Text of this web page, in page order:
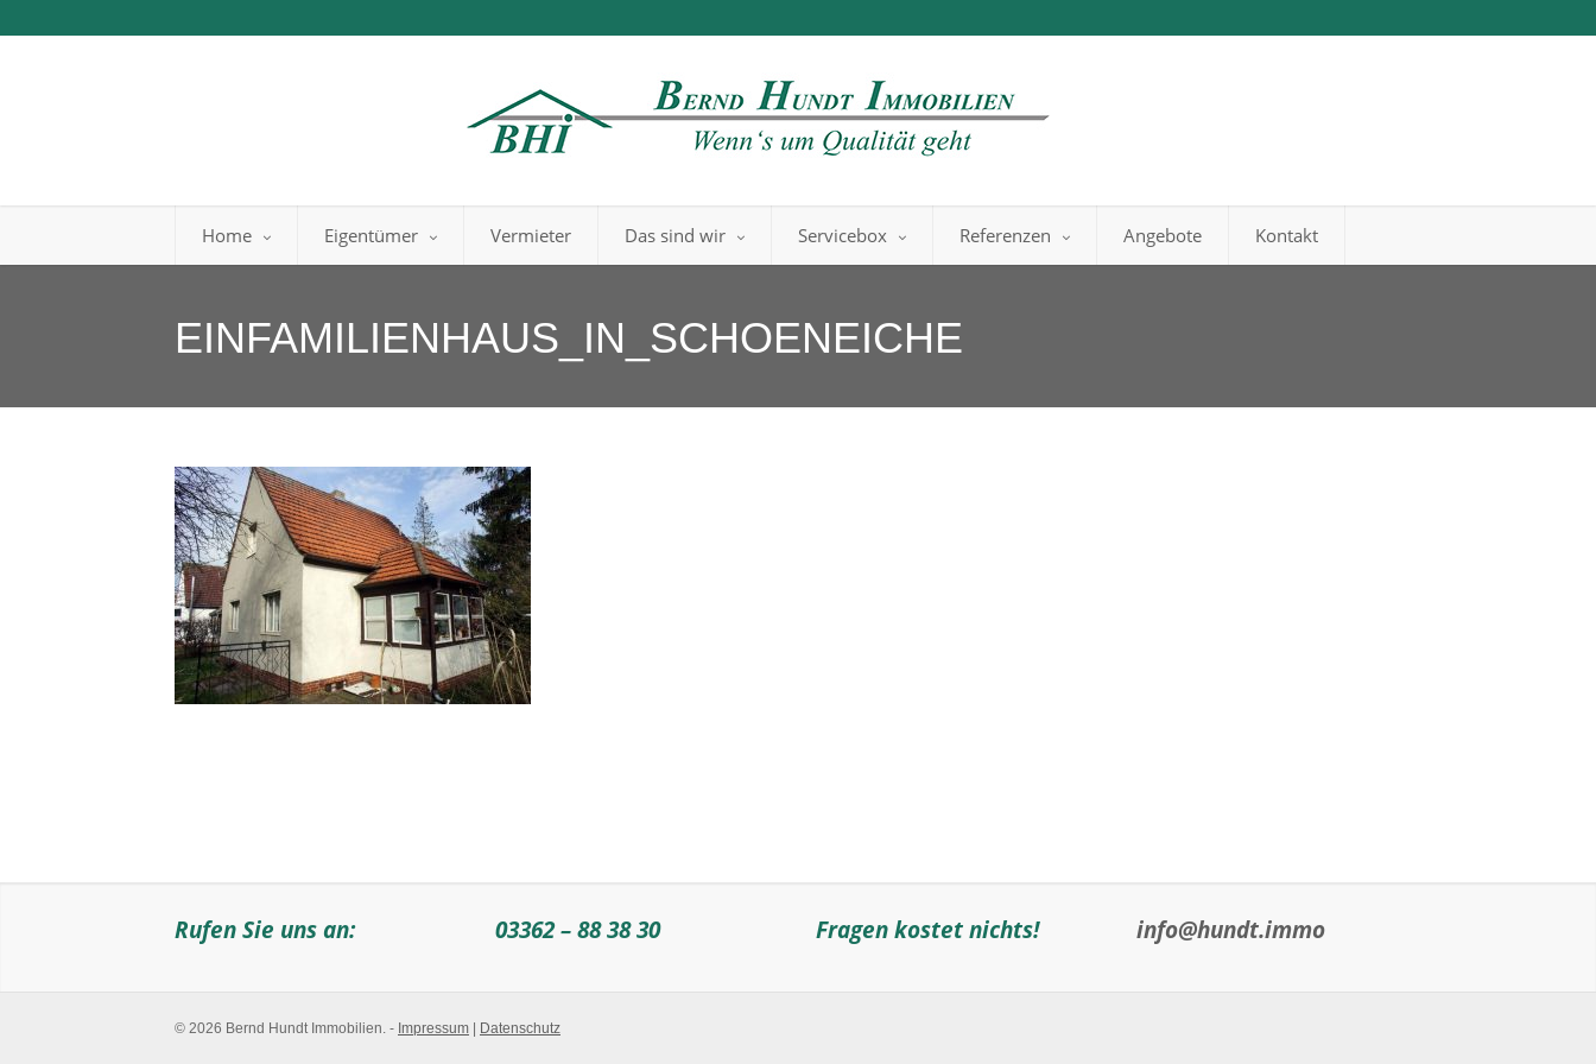
Home Eigentümer Vermieter Das sind wir Servicebox Referenzen Angebote Kontakt
EINFAMILIENHAUS_IN_SCHOENEICHE
Rufen Sie uns an: 03362 – 88 38 30 Fragen kostet nichts! info@hundt.immo
© 2026 Bernd Hundt Immobilien. - Impressum Datenschutz